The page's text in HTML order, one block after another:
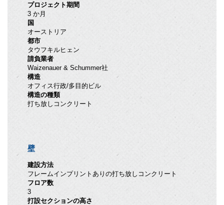
プロジェクト期間
3 か月
国
オーストリア
都市
タウフキルヒェン
請負業者
Waizenauer & Schummer社
構造
オフィス行政/多目的ビル
構造の種類
打ち放しコンクリート
壁
建設方法
フレームインプリントありの打ち放しコンクリート
フロア数
3
打設セクションの高さ